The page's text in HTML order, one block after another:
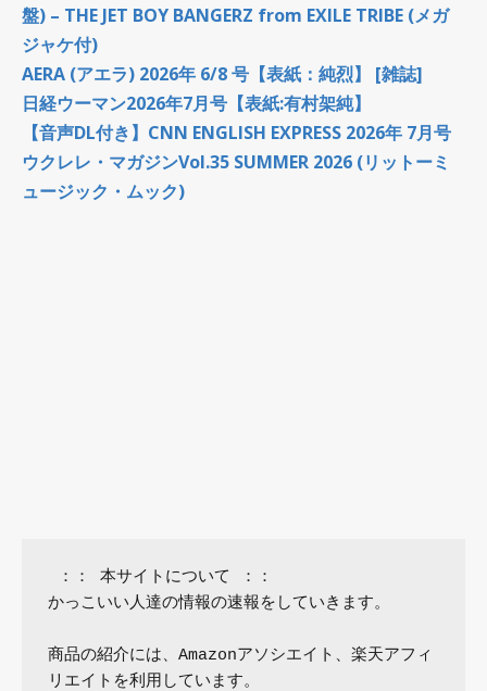
盤) – THE JET BOY BANGERZ from EXILE TRIBE (メガ
ジャケ付)
AERA (アエラ) 2026年 6/8 号【表紙：純烈】 [雑誌]
日経ウーマン2026年7月号【表紙:有村架純】
【音声DL付き】CNN ENGLISH EXPRESS 2026年 7月号
ウクレレ・マガジンVol.35 SUMMER 2026 (リットーミ
ュージック・ムック)
かっこいい人達の情報の速報をしていきます。
商品の紹介には、Amazonアソシエイト、楽天アフィ
リエイトを利用しています。